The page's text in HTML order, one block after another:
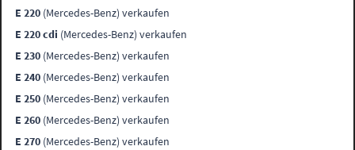
E 220 (Mercedes-Benz) verkaufen
E 220 cdi (Mercedes-Benz) verkaufen
E 230 (Mercedes-Benz) verkaufen
E 240 (Mercedes-Benz) verkaufen
E 250 (Mercedes-Benz) verkaufen
E 260 (Mercedes-Benz) verkaufen
E 270 (Mercedes-Benz) verkaufen